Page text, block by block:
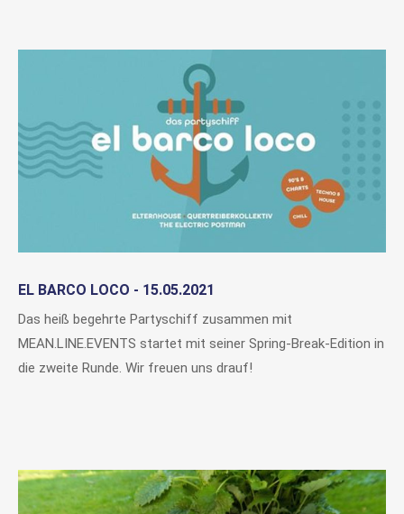
EL BARCO LOCO - 15.05.2021
Das heiß begehrte Partyschiff zusammen mit
MEAN.LINE.EVENTS startet mit seiner Spring-Break-Edition in
die zweite Runde. Wir freuen uns drauf!